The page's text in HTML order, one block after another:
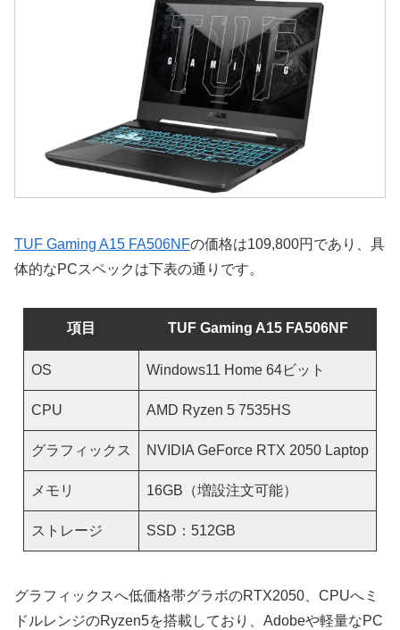
TUF Gaming A15 FA506NFの価格は109,800円であり、具
体的なPCスペックは下表の通りです。
項目 TUF Gaming A15 FA506NF
OS Windows11 Home 64ビット
CPU AMD Ryzen 5 7535HS
グラフィックス NVIDIA GeForce RTX 2050 Laptop
メモリ 16GB（増設注文可能）
ストレージ SSD：512GB
グラフィックスへ低価格帯グラボのRTX2050、CPUへミ
ドルレンジのRyzen5を搭載しており、Adobeや軽量なPC